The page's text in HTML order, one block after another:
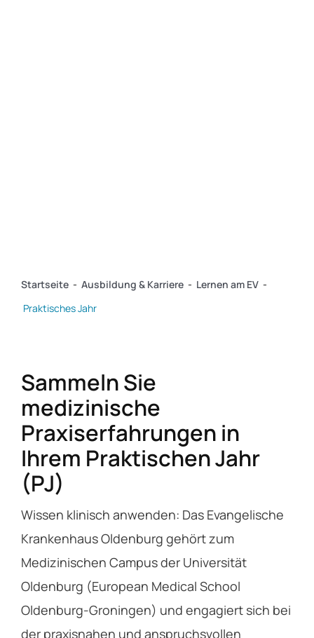
Startseite - Ausbildung & Karriere - Lernen am EV -
Praktisches Jahr
Sammeln Sie
medizinische
Praxiserfahrungen in
Ihrem Praktischen Jahr
(PJ)
Wissen klinisch anwenden: Das Evangelische
Krankenhaus Oldenburg gehört zum
Medizinischen Campus der Universität
Oldenburg (European Medical School
Oldenburg-Groningen) und engagiert sich bei
der praxisnahen und anspruchsvollen